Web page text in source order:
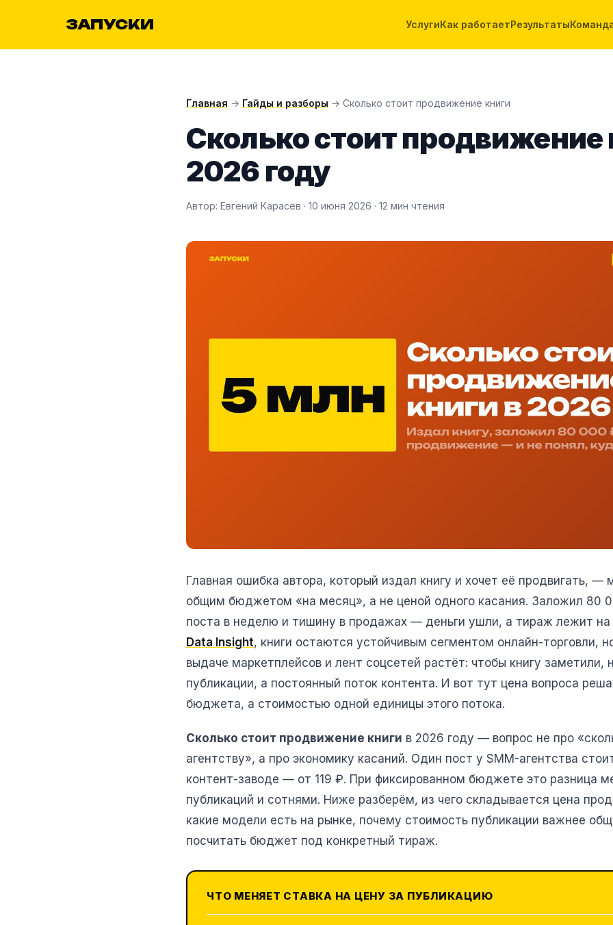
ЗАПУСКИ УслугиКак работаетРезультаты
Главная → Гайды и разборы → Сколько стоит продвижение книги
Сколько стоит продвижение
2026 году
Автор: Евгений Карасев · 10 июня 2026 · 12 мин чтения
Главная ошибка автора, который издал книгу и хочет её продвигать, —
общим бюджетом «на месяц», а не ценой одного касания. Заложил 80
поста в неделю и тишину в продажах — деньги ушли, а тираж лежит
Data Insight, книги остаются устойчивым сегментом онлайн-торговли,
выдаче маркетплейсов и лент соцсетей растёт: чтобы книгу заметили,
публикации, а постоянный поток контента. И вот тут цена вопроса
бюджета, а стоимостью одной единицы этого потока.
Сколько стоит продвижение книги в 2026 году — вопрос не про
агентству», а про экономику касаний. Один пост у SMM-агентства
контент-заводе — от 119 ₽. При фиксированном бюджете это разница
публикаций и сотнями. Ниже разберём, из чего складывается цена
какие модели есть на рынке, почему стоимость публикации важнее
посчитать бюджет под конкретный тираж.
ЧТО МЕНЯЕТ СТАВКА НА ЦЕНУ ЗА ПУБЛИКАЦИЮ